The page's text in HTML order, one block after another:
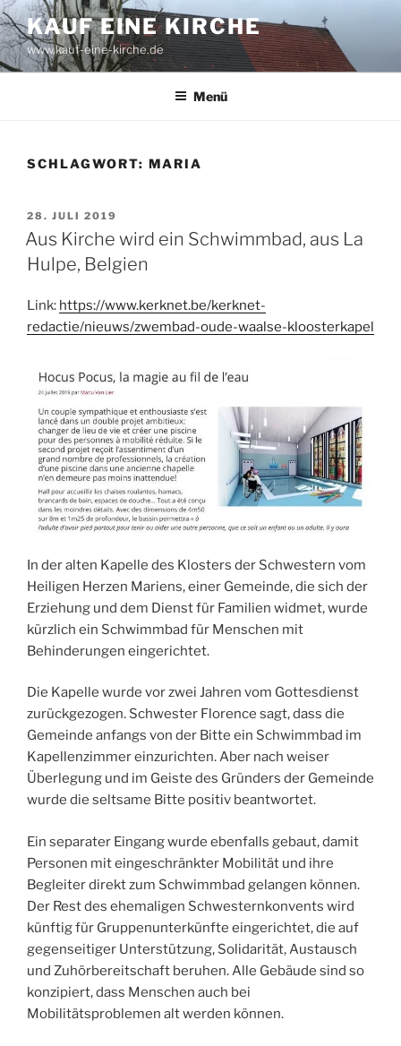
Zum
Inhalt
springen
KAUF EINE KIRCHE
www.kauf-eine-kirche.de
Menü
SCHLAGWORT: MARIA
VERÖFFENTLICHT
AM
28. JULI 2019
Aus Kirche wird ein Schwimmbad, aus La
Hulpe, Belgien
Link: https://www.kerknet.be/kerknet-
redactie/nieuws/zwembad-oude-waalse-kloosterkapel
In der alten Kapelle des Klosters der Schwestern vom
Heiligen Herzen Mariens, einer Gemeinde, die sich der
Erziehung und dem Dienst für Familien widmet, wurde
kürzlich ein Schwimmbad für Menschen mit
Behinderungen eingerichtet.
Die Kapelle wurde vor zwei Jahren vom Gottesdienst
zurückgezogen. Schwester Florence sagt, dass die
Gemeinde anfangs von der Bitte ein Schwimmbad im
Kapellenzimmer einzurichten. Aber nach weiser
Überlegung und im Geiste des Gründers der Gemeinde
wurde die seltsame Bitte positiv beantwortet.
Ein separater Eingang wurde ebenfalls gebaut, damit
Personen mit eingeschränkter Mobilität und ihre
Begleiter direkt zum Schwimmbad gelangen können.
Der Rest des ehemaligen Schwesternkonvents wird
künftig für Gruppenunterkünfte eingerichtet, die auf
gegenseitiger Unterstützung, Solidarität, Austausch
und Zuhörbereitschaft beruhen. Alle Gebäude sind so
konzipiert, dass Menschen auch bei
Mobilitätsproblemen alt werden können.